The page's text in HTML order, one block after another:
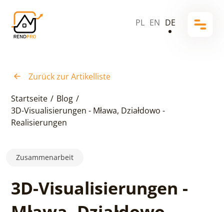
PL EN DE
Zurück zur Artikelliste
Startseite / Blog /
3D-Visualisierungen - Mława, Działdowo -
Realisierungen
Zusammenarbeit
3D-Visualisierungen -